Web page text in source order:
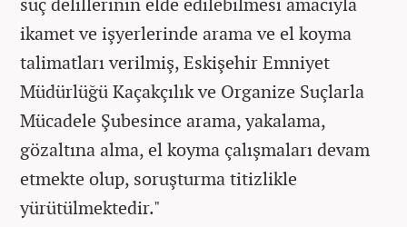
ikamet ve işyerlerinde arama ve el koyma
talimatları verilmiş, Eskişehir Emniyet
Müdürlüğü Kaçakçılık ve Organize Suçlarla
Mücadele Şubesince arama, yakalama,
gözaltına alma, el koyma çalışmaları devam
etmekte olup, soruşturma titizlikle
yürütülmektedir."